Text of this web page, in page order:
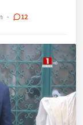
12